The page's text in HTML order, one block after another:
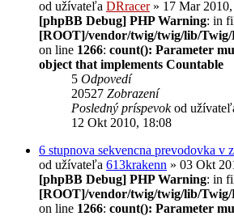
od užívateľa DRracer» 17 Mar 2010,
[phpBB Debug] PHP Warning: in
[ROOT]/vendor/twig/twig/lib/
on line 1266: count(): Parameter
object that implements Countable
5 Odpovedí
20527 Zobrazení
Posledný príspevokod
12 Okt 2010, 18:08
6 stupnova sekvencna prevodovka v
od užívateľa 613krakenn » 03 Okt
[phpBB Debug] PHP Warning: in
[ROOT]/vendor/twig/twig/lib/
on line 1266: count(): Parameter